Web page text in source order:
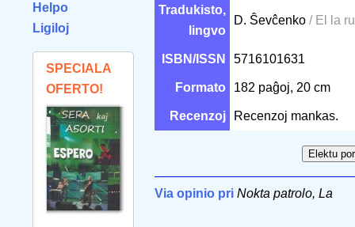
Helpo
Ligiloj
SPECIALA
OFERTO!
Tradukisto,
lingvo
D. Ŝevĉenko / El la
ISBN/ISSN 5716101631
Formato 182 paĝoj, 20 cm
Recenzoj Recenzoj mankas.
Via opinio pri Nokta patrolo, La